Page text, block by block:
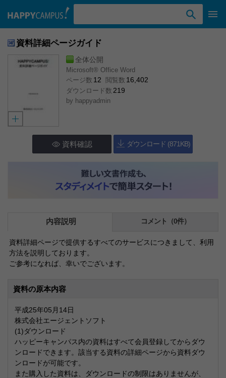
資料詳細ページガイド
全体公開
Microsoft® Office Word
ページ数 12 閲覧数 16,402
ダウンロード数 219
by happyadmin
資料確認 ダウンロード (871KB)
内容説明 コメント（0件）
資料詳細ページで提供するすべてのサービスにつきまして、利用
方法を説明しております。
ご参考になれば、幸いでございます。
資料の原本内容
平成25年05月14日
株式会社エージェントソフト
(1)ダウンロード
ハッピーキャンパス内の資料はすべて会員登録してからダウ
ンロードできます。該当する資料の詳細ページから資料ダウ
ンロードが可能です。
また購入した資料は、ダウンロードの制限はありませんが、